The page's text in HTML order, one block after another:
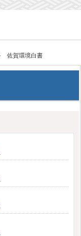
佐賀環境白書